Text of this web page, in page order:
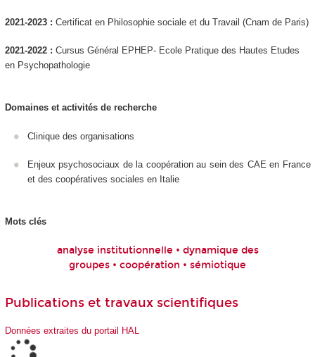
2021-2023 : Certificat en Philosophie sociale et du Travail (Cnam de Paris)
2021-2022 : Cursus Général EPHEP- Ecole Pratique des Hautes Etudes
en Psychopathologie
Domaines et activités de recherche
Clinique des organisations
Enjeux psychosociaux de la coopération au sein des CAE en France
et des coopératives sociales en Italie
Mots clés
analyse institutionnelle • dynamique des
groupes • coopération • sémiotique
Publications et travaux scientifiques
Données extraites du portail HAL